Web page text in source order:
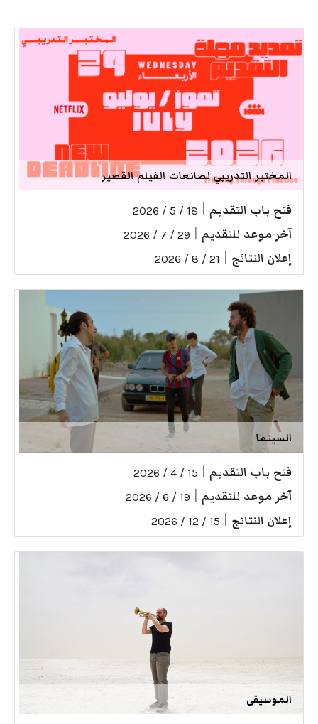
المختبر التدريبي لصانعات الفيلم القصير
فتح باب التقديم 18 / 5 / 2026
آخر موعد للتقديم 29 / 7 / 2026
إعلان النتائج 21 / 8 / 2026
السينما
فتح باب التقديم 15 / 4 / 2026
آخر موعد للتقديم 19 / 6 / 2026
إعلان النتائج 15 / 12 / 2026
الموسيقى